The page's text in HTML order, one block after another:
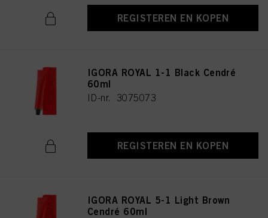
REGISTEREN EN KOPEN
IGORA ROYAL 1-1 Black Cendré
60ml
ID-nr. 3075073
REGISTEREN EN KOPEN
IGORA ROYAL 5-1 Light Brown
Cendré 60ml